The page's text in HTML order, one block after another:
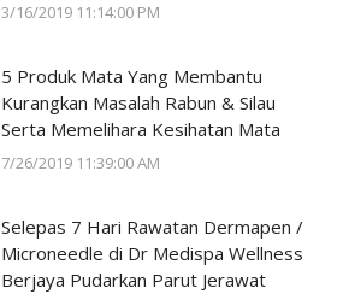
3/16/2019 11:14:00 PM
5 Produk Mata Yang Membantu
Kurangkan Masalah Rabun & Silau
Serta Memelihara Kesihatan Mata
7/26/2019 11:39:00 AM
Selepas 7 Hari Rawatan Dermapen /
Microneedle di Dr Medispa Wellness
Berjaya Pudarkan Parut Jerawat